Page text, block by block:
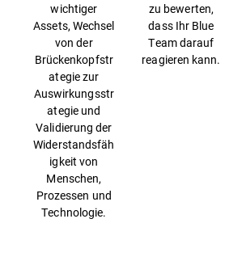
wichtiger
Assets, Wechsel
von der
Brückenkopfstr
ategie zur
Auswirkungsstr
ategie und
Validierung der
Widerstandsfäh
igkeit von
Menschen,
Prozessen und
Technologie.
zu bewerten,
dass Ihr Blue
Team darauf
reagieren kann.